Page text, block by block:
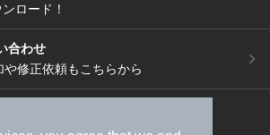
ロード！
合わせ
修正依頼もこちらから